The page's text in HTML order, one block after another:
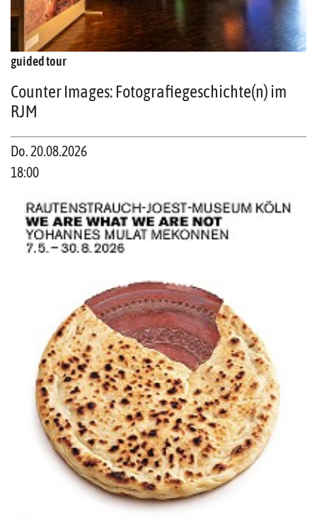
guided tour
Counter Images: Fotografiegeschichte(n) im
RJM
Do. 20.08.2026
18:00